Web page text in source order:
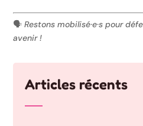
🗣️Restons mobilisé·e·s pour
avenir !
Articles récents